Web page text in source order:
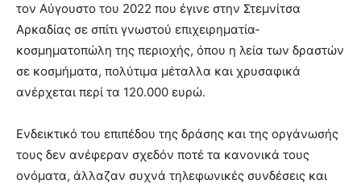
τον Αύγουστο του 2022 που έγινε στην Στεμνίτσα
Αρκαδίας σε σπίτι γνωστού επιχειρηματία-
κοσμηματοπώλη της περιοχής, όπου η λεία των δραστών
σε κοσμήματα, πολύτιμα μέταλλα και χρυσαφικά
ανέρχεται περί τα 120.000 ευρώ.
Ενδεικτικό του επιπέδου της δράσης και της οργάνωσής
τους δεν ανέφεραν σχεδόν ποτέ τα κανονικά τους
ονόματα, άλλαζαν συχνά τηλεφωνικές συνδέσεις και